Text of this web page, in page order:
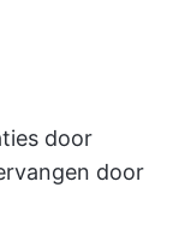
door
door